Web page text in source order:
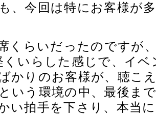
、今回は特にお客様が
くらいだったのですが
くいらした感じで、イ
かりのお客様が、聴こ
いう環境の中、最後ま
い拍手を下さり、本当